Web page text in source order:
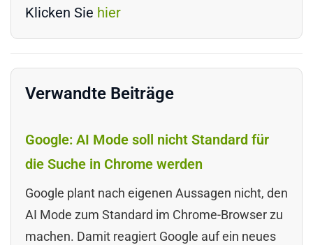
Klicken Sie hier
Verwandte Beiträge
Google: AI Mode soll nicht Standard für
die Suche in Chrome werden
Google plant nach eigenen Aussagen nicht, den
AI Mode zum Standard im Chrome-Browser zu
machen. Damit reagiert Google auf ein neues